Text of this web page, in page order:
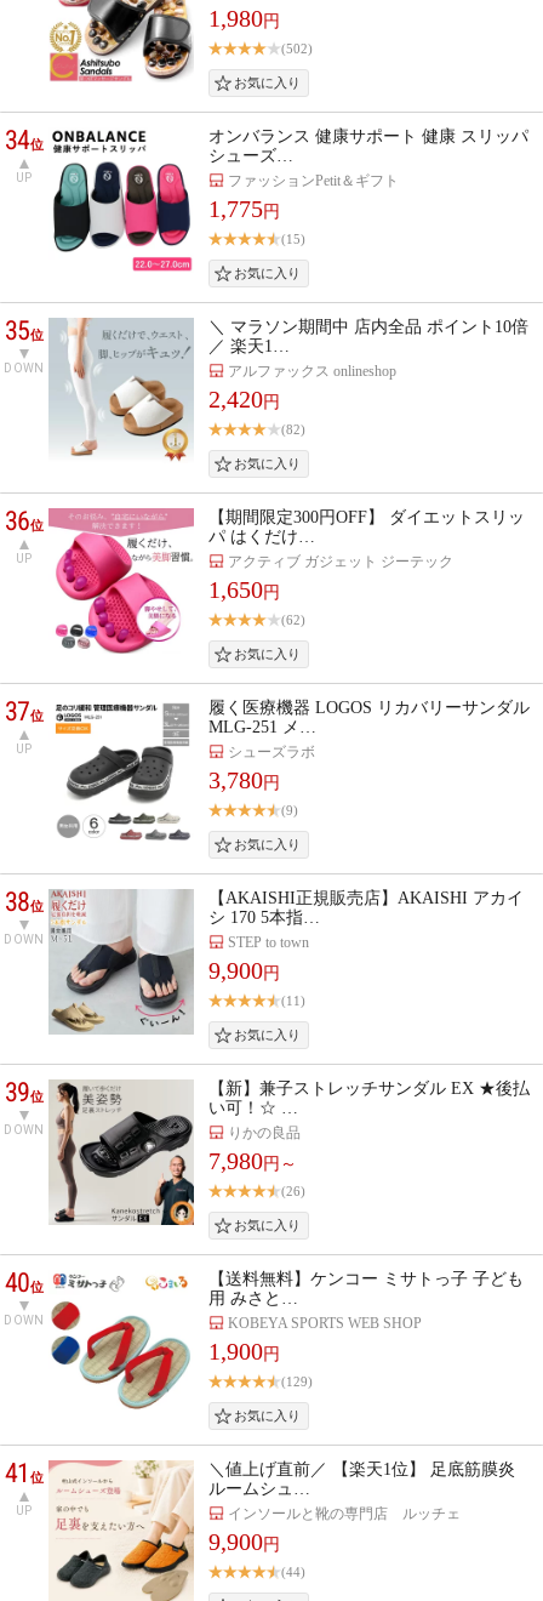
1,980円
(502)
34位
UP
オンバランス 健康サポート 健康 スリッパ
シューズ…
ファッションPetit＆ギフト
1,775円
(15)
35位
DOWN
＼ マラソン期間中 店内全品 ポイント10倍
／ 楽天1…
アルファックス onlineshop
2,420円
(82)
36位
UP
【期間限定300円OFF】 ダイエットスリッ
パ はくだけ…
アクティブ ガジェット ジーテック
1,650円
(62)
37位
UP
履く医療機器 LOGOS リカバリーサンダル
MLG-251 メ…
シューズラボ
3,780円
(9)
38位
DOWN
【AKAISHI正規販売店】AKAISHI アカイ
シ 170 5本指…
STEP to town
9,900円
(11)
39位
DOWN
【新】兼子ストレッチサンダル EX ★後払
い可！☆ …
りかの良品
7,980円～
(26)
40位
DOWN
【送料無料】ケンコー ミサトっ子 子ども
用 みさと…
KOBEYA SPORTS WEB SHOP
1,900円
(129)
41位
UP
＼値上げ直前／ 【楽天1位】 足底筋膜炎
ルームシュ…
インソールと靴の専門店 ルッチェ
9,900円
(44)